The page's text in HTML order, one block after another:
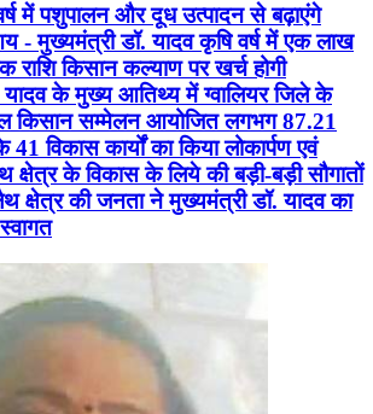
में पशुपालन और दूध उत्पादन से बढ़ाएंगे
- मुख्यमंत्री डॉ. यादव कृषि वर्ष में एक लाख
किसान कल्याण पर खर्च होगी
यादव के मुख्य आतिथ्य में ग्वालियर जिले के
किसान सम्मेलन आयोजित लगभग 87.21
विकास कार्यों का किया लोकार्पण एवं
के विकास के लिये की बड़ी-बड़ी सौगातों
क्षेत्र की जनता ने मुख्यमंत्री डॉ. यादव का